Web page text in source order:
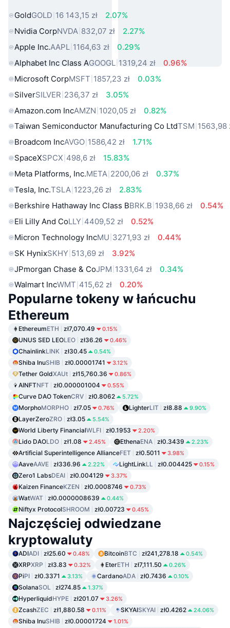
GoldGOLD 16 143,15 zł
2.07%
Nvidia CorpNVDA 832,07 zł
2.27%
Apple Inc.AAPL 1164,63 zł
0.29%
Alphabet Inc Class AGOOGL 1319,24 zł
0.96%
Microsoft CorpMSFT 1857,23 zł
0.03%
SilverSILVER 236,37 zł
3.05%
Amazon.com IncAMZN 1020,05 zł
0.82%
Taiwan Semiconductor Manufacturing Co LtdTSM 1563,98
Broadcom IncAVGO 1586,42 zł
1.71%
SpaceXSPCX 498,6 zł
15.83%
Meta Platforms, Inc.META 2200,06 zł
0.37%
Tesla, Inc.TSLA 1223,26 zł
2.83%
Berkshire Hathaway Inc Class BBRK.B 1938,66 zł
0.54%
Eli Lilly And CoLLY 4409,52 zł
0.52%
Micron Technology IncMU 3271,93 zł
0.44%
SK HynixSKHY 513,69 zł
3.92%
JPmorgan Chase & CoJPM 1331,64 zł
0.34%
Walmart IncWMT 415,62 zł 0.20%
Popularne tokeny w łańcuchu
Ethereum
EthereumETH zł7,070.49 0.15%
UNUS SED LEOLEO zł36.26 0.46%
ChainlinkLINK zł30.45 0.54%
Shiba InuSHIB zł0.00001741 3.12%
Tether GoldXAUt zł15,760.36 0.86%
AINFTNFT zł0.000001004 0.55%
Curve DAO TokenCRV zł0.8062 5.72%
MorphoMORPHO zł7.05 0.76% LighterLIT zł8.88 9.90%
LayerZeroZRO zł3.05 5.54%
World Liberty FinancialWLFI zł0.1953 2.20%
Lido DAOLDO zł1.08 2.45% EthenaENA zł0.3439 2.23%
Artificial Superintelligence AllianceFET zł0.5011 3.98%
AaveAAVE zł336.96 2.22% LightLinkLL zł0.004425 0.15%
Zero1 LabsDEAI zł0.004129 3.37%
Kaizen FinanceKZEN zł0.0008746 0.73%
WatWAT zł0.0000008639 0.44%
Niftyx ProtocolSHROOM zł0.00723 0.45%
Najczęściej odwiedzane
kryptowaluty
ADIADI zł25.60 0.48% BitcoinBTC zł241,278.18 0.54%
XRPXRP zł3.83 0.32% EterETH zł7,111.50 0.26%
PiPI zł0.3371 3.13% CardanoADA zł0.7436 0.10%
SolanaSOL zł274.85 1.37%
HyperliquidHYPE zł201.07 3.26%
ZcashZEC zł1,880.58 0.11% SKYAISKYAI zł0.4262 24.06%
Shiba InuSHIB zł0.00001724 1.01%